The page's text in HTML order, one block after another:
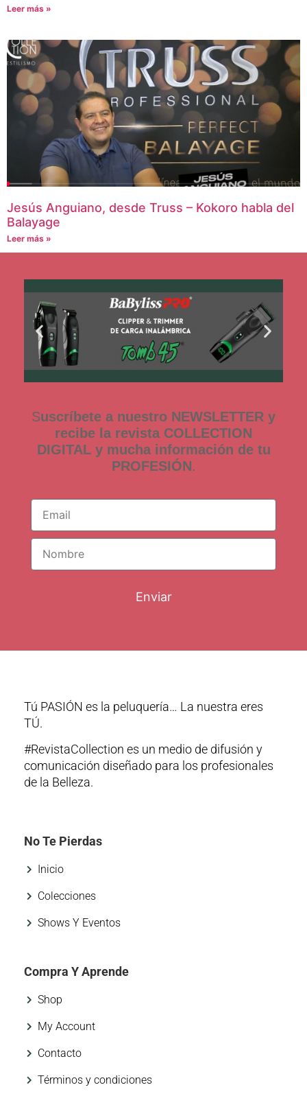
Leer más »
Jesús Anguiano, desde Truss – Kokoro habla del
Balayage
Leer más »
Suscríbete a nuestro NEWSLETTER y
recibe la revista COLLECTION
DIGITAL y mucha información de tu
PROFESIÓN.
Enviar
Tú PASIÓN es la peluquería… La nuestra eres
TÚ.
#RevistaCollection es un medio de difusión y
comunicación diseñado para los profesionales
de la Belleza.
No Te Pierdas
Inicio
Colecciones
Shows Y Eventos
Compra Y Aprende
Shop
My Account
Contacto
Términos y condiciones